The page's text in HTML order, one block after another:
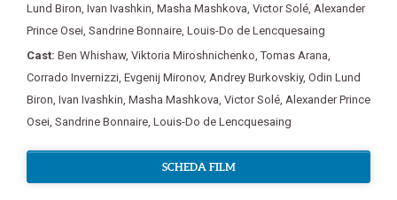
Lund Biron Ivan Ivashkin Masha Mashkova Victor Solé Alexander
Prince Osei Sandrine Bonnaire Louis-Do de Lencquesaing
Cast: Ben Whishaw, Viktoria Miroshnichenko ,Tomas Arana
Corrado Invernizzi Evgenij Mironov, Andrey Burkovskiy, Odin Lund
Biron Ivan Ivashkin Masha Mashkova Victor Solé Alexander Prince
Osei Sandrine Bonnaire Louis-Do de Lencquesaing
SCHEDA FILM